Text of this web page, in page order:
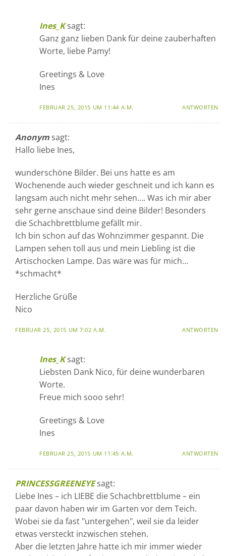
Ines_K sagt:
Ganz ganz lieben Dank für deine zauberhaften
Worte, liebe Pamy!
Greetings & Love
Ines
FEBRUAR 25, 2015 UM 11:44 A.M. ANTWORTEN
Anonym sagt:
Hallo liebe Ines,
wunderschöne Bilder. Bei uns hatte es am
Wochenende auch wieder geschneit und ich kann es
langsam auch nicht mehr sehen…. Was ich mir aber
sehr gerne anschaue sind deine Bilder! Besonders
die Schachbrettblume gefällt mir.
Ich bin schon auf das Wohnzimmer gespannt. Die
Lampen sehen toll aus und mein Liebling ist die
Artischocken Lampe. Das wäre was für mich…
*schmacht*
Herzliche Grüße
Nico
FEBRUAR 25, 2015 UM 7:02 A.M. ANTWORTEN
Ines_K sagt:
Liebsten Dank Nico, für deine wunderbaren
Worte.
Freue mich sooo sehr!
Greetings & Love
Ines
FEBRUAR 25, 2015 UM 11:45 A.M. ANTWORTEN
PRINCESSGREENEYE sagt:
Liebe Ines – ich LIEBE die Schachbrettblume – ein
paar davon haben wir im Garten vor dem Teich.
Wobei sie da fast "untergehen", weil sie da leider
etwas versteckt inzwischen stehen.
Aber die letzten Jahre hatte ich mir immer wieder